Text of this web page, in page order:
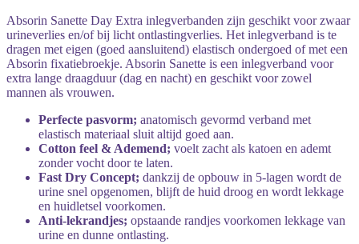
Absorin Sanette Day Extra inlegverbanden zijn geschikt voor zwaar
urineverlies en/of bij licht ontlastingverlies. Het inlegverband is te
dragen met eigen (goed aansluitend) elastisch ondergoed of met een
Absorin fixatiebroekje. Absorin Sanette is een inlegverband voor
extra lange draagduur (dag en nacht) en geschikt voor zowel
mannen als vrouwen.
Perfecte pasvorm; anatomisch gevormd verband met
elastisch materiaal sluit altijd goed aan.
Cotton feel & Ademend; voelt zacht als katoen en ademt
zonder vocht door te laten.
Fast Dry Concept; dankzij de opbouw in 5-lagen wordt de
urine snel opgenomen, blijft de huid droog en wordt lekkage
en huidletsel voorkomen.
Anti-lekrandjes; opstaande randjes voorkomen lekkage van
urine en dunne ontlasting.